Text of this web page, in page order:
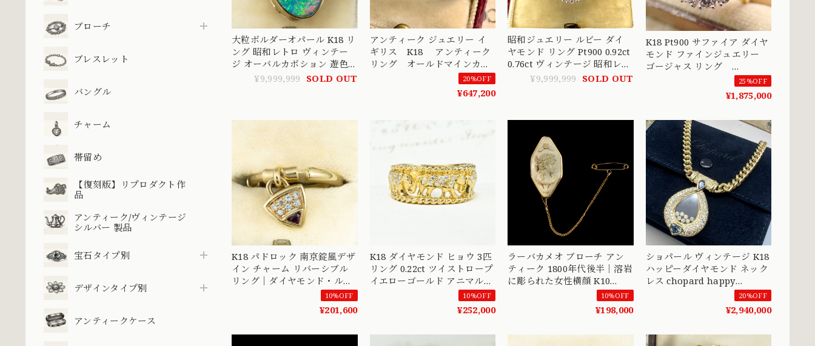
ブローチ
ブレスレット
バングル
チャーム
帯留め
【復刻版】リプロダクト作
品
アンティーク/ヴィンテージ
シルバー 製品
宝石タイプ別
デザインタイプ別
アンティークケース
大粒ボルダーオパール K18 リ
ング 昭和レトロ ヴィンテー
ジ オーバルカボション 遊色
美 指輪 ゴールド MOR00720
¥9,999,999 SOLD OUT
アンティーク ジュエリー イ
ギリス K18 アンティーク
リング オールドマインカッ
トダイヤモンド 約1ct 3石
トリロジー ベルチャーセッテ
20%OFF
¥647,200
昭和ジュエリー ルビー ダイ
ヤモンド リング Pt900 0.92ct
0.76ct ヴィンテージ 昭和レト
ロ プラチナ 指輪 MOR00697
¥9,999,999 SOLD OUT
K18 Pt900 サファイア ダイヤ
モンド ファインジュエリー
ゴージャス リング
25%OFF
¥1,875,000
K18 パドロック 南京錠風デザ
イン チャーム リバーシブル
リング｜ダイヤモンド・ルビ
ー 両面で表情が変わる一本
10%OFF
¥201,600
K18 ダイヤモンド ヒョウ 3匹
リング 0.22ct ツイストロープ
イエローゴールド アニマルモ
10%OFF
¥252,000
ラーバカメオ ブローチ アン
ティーク 1800年代後半｜溶岩
に彫られた女性横顔 K10
10%OFF
¥198,000
ショパール ヴィンテージ K18
ハッピーダイヤモンド ネック
レス chopard happy
vintage MOP00242 S
20%OFF
¥2,940,000